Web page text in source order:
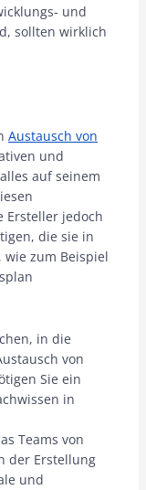
und
sollten wirklich
Austausch von
und
auf seinem
Ersteller jedoch
die sie in
zum Beispiel
in die
von
Sie ein
in
Teams von
der Erstellung
und